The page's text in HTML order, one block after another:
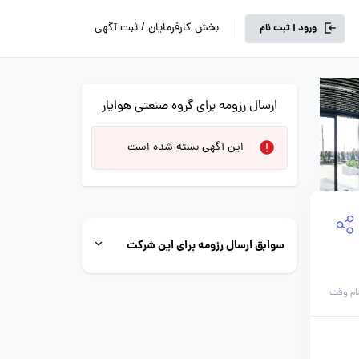
ورود | ثبت نام بخش کارفرمایان / ثبت آگهی
وقت
ارسال رزومه برای گروه صنعتی هوایار
این آگهی بسته شده است
سوابق ارسال رزومه برای این شرکت